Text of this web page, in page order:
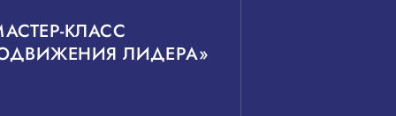
КЛАСС
ЛИДЕРА»